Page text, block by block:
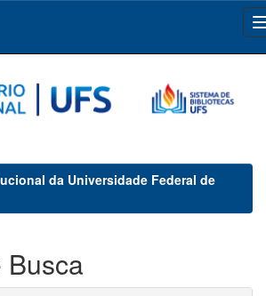
da Universidade Federal de
Busca